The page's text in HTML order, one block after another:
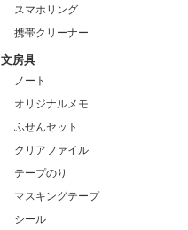
スマホリング
携帯クリーナー
文房具
ノート
オリジナルメモ
ふせんセット
クリアファイル
テープのり
マスキングテープ
シール